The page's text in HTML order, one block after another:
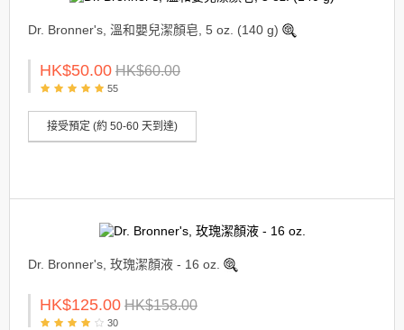
Dr. Bronner's, 溫和嬰兒潔顏皂, 5 oz. (140 g)
HK$50.00 HK$60.00
55
接受預定 (約 50-60 天到達)
Dr. Bronner's, 玫瑰潔顏液 - 16 oz.
HK$125.00 HK$158.00
30